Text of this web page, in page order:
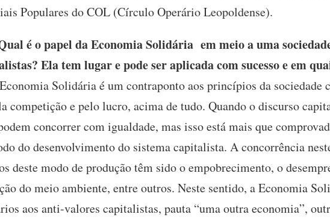
Populares do COL (Círculo Operário Leopoldense).
é o papel da Economia Solidária em meio a uma
Ela tem lugar e pode ser aplicada com sucesso e em
Solidária é um contraponto aos princípios da sociedade
competição e pelo lucro, acima de tudo. Quando o discurso
concorrer com igualdade, mas isso está mais que
do desenvolvimento do sistema capitalista. A concorrência
deste modo de produção têm sido o empobrecimento, o
do meio ambiente, entre outros. Neste sentido, a Economia
aos anti-valores capitalistas, pauta “uma outra economia”,